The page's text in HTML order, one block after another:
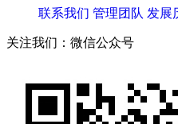
联系我们 管理团队 发展
关注我们：微信公众号